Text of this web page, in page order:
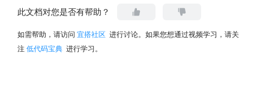
此文档对您是否有帮助？
如需帮助，请访问 宜搭社区 进行讨论。如果您想通过视频学习，请关
注 低代码宝典 进行学习。